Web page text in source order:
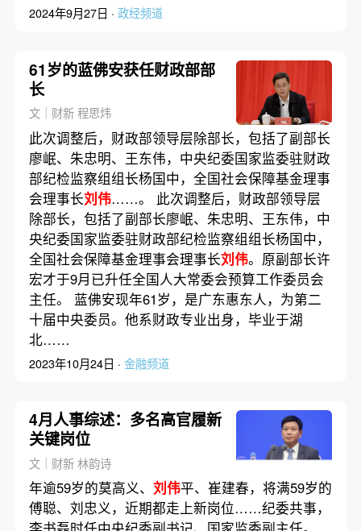
2024年9月27日 · 政经频道
61岁的蓝佛安获任财政部部
长
文｜财新 程思炜
此次调整后，财政部领导层除部长，包括了副部长
廖岷、朱忠明、王东伟，中央纪委国家监委驻财政
部纪检监察组组长杨国中，全国社会保障基金理事
会理事长刘伟……。 此次调整后，财政部领导层
除部长，包括了副部长廖岷、朱忠明、王东伟，中
央纪委国家监委驻财政部纪检监察组组长杨国中，
全国社会保障基金理事会理事长刘伟。原副部长许
宏才于9月已升任全国人大常委会预算工作委员会
主任。 蓝佛安现年61岁，是广东惠东人，为第二
十届中央委员。他系财政专业出身，毕业于湖
北……
2023年10月24日 · 金融频道
4月人事综述：多名高官履新
关键岗位
文｜财新 林韵诗
年逾59岁的莫高义、 刘伟平、崔建春，将满59岁的
傅聪、刘忠义，近期都走上新岗位……纪委共事，